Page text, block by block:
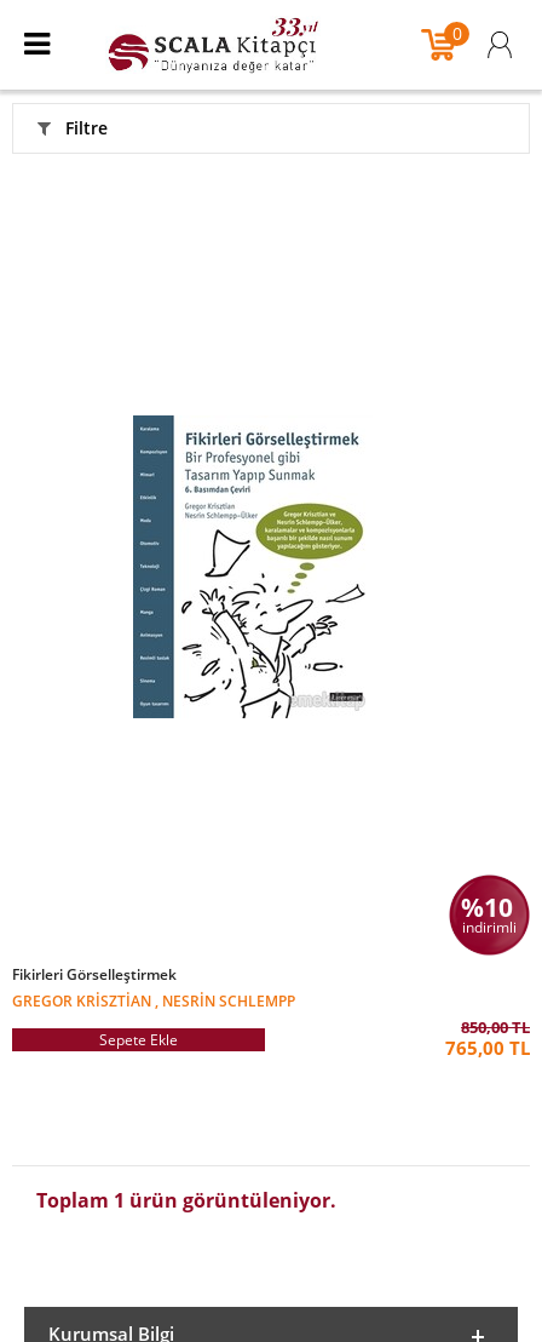
0
Filtre
%10
indirimli
Fikirleri Görselleştirmek
GREGOR KRISZTIAN , NESRIN SCHLEMPP
Sepete Ekle
850,00 TL
765,00 TL
Toplam 1 ürün görüntüleniyor.
Kurumsal Bilgi